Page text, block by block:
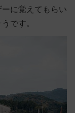
に覚えてもらい
です。